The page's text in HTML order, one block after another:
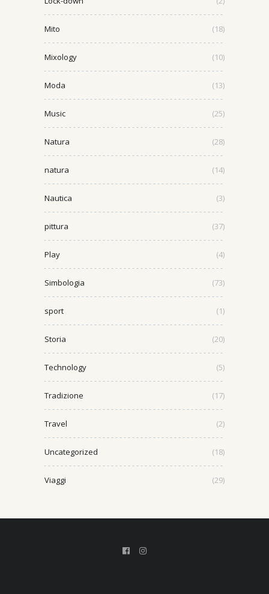
Mito (18)
Mixology (10)
Moda (13)
Music (25)
Natura (28)
natura (14)
Nautica (3)
pittura (37)
Play (4)
Simbologia (73)
sport (1)
Storia (20)
Technology (5)
Tradizione (17)
Travel (2)
Uncategorized (18)
Viaggi (29)